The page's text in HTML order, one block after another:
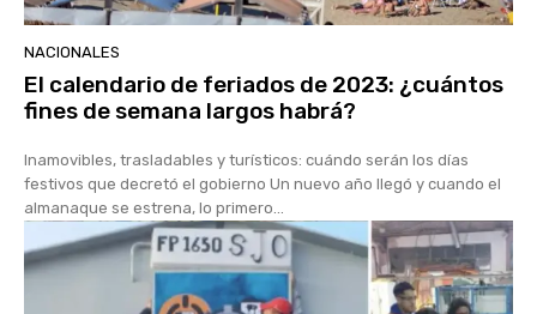
NACIONALES
El calendario de feriados de 2023: ¿cuántos
fines de semana largos habrá?
Inamovibles, trasladables y turísticos: cuándo serán los días
festivos que decretó el gobierno Un nuevo año llegó y cuando el
almanaque se estrena, lo primero...